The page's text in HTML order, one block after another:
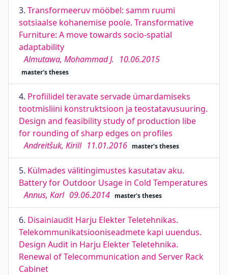
3. Transformeeruv mööbel: samm ruumi
sotsiaalse kohanemise poole. Transformative
Furniture: A move towards socio-spatial
adaptability
Almutawa, Mohammad J. 10.06.2015
master's theses
4. Profiilidel teravate servade ümardamiseks
tootmisliini konstruktsioon ja teostatavusuuring.
Design and feasibility study of production libe
for rounding of sharp edges on profiles
Andreitšuk, Kirill 11.01.2016 master's theses
5. Külmades välitingimustes kasutatav aku.
Battery for Outdoor Usage in Cold Temperatures
Annus, Karl 09.06.2014 master's theses
6. Disainiaudit Harju Elekter Teletehnikas.
Telekommunikatsiooniseadmete kapi uuendus.
Design Audit in Harju Elekter Teletehnika.
Renewal of Telecommunication and Server Rack
Cabinet